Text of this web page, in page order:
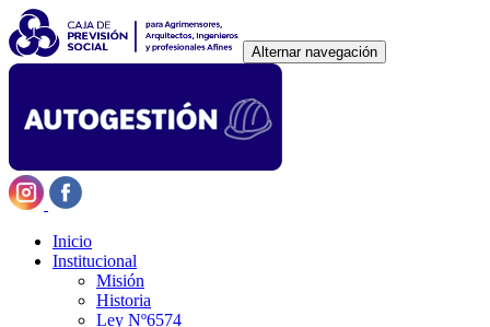
Alternar navegación
Inicio
Institucional
Misión
Historia
Ley Nº6574